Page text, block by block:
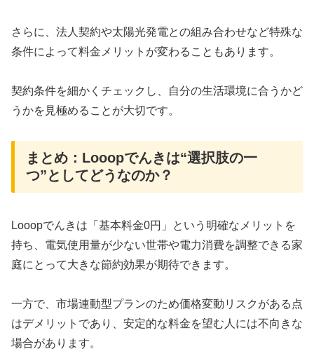
さらに、法人契約や太陽光発電との組み合わせなど特殊な
条件によって料金メリットが変わることもあります。
契約条件を細かくチェックし、自分の生活環境に合うかど
うかを見極めることが大切です。
まとめ：Looopでんきは“選択肢の一
つ”としてどうなのか？
Looopでんきは「基本料金0円」という明確なメリットを
持ち、電気使用量が少ない世帯や電力消費を調整できる家
庭にとって大きな節約効果が期待できます。
一方で、市場連動型プランのため価格変動リスクがある点
はデメリットであり、安定的な料金を望む人には不向きな
場合があります。